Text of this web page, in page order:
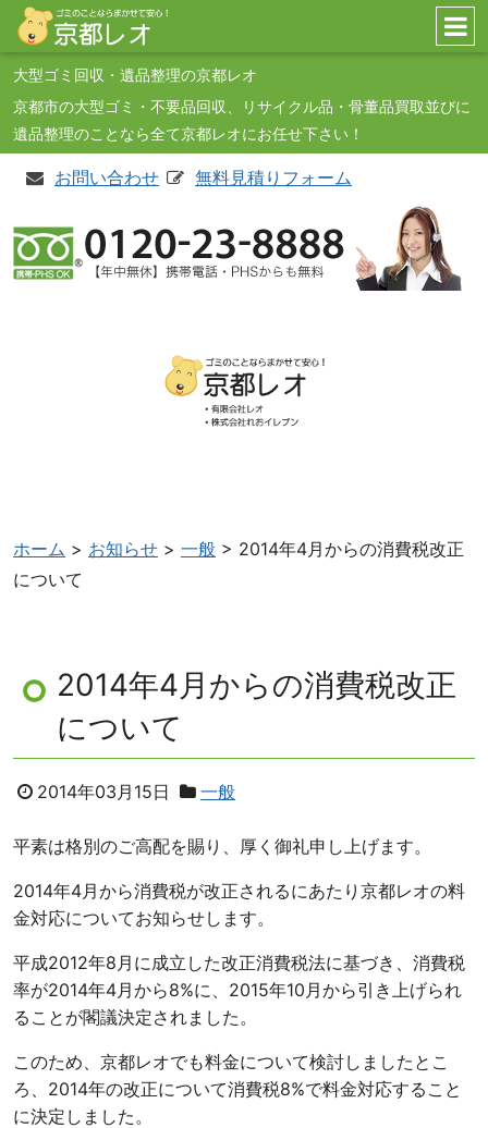
コンテンツへ
ナビゲーションへ
ホームへ
大型ゴミ回収・遺品整理の京都レオ
京都市の大型ゴミ・不要品回収、リサイクル品・骨董品買取並びに
遺品整理のことなら全て京都レオにお任せ下さい！
お問い合わせ 無料見積りフォーム
ホーム > お知らせ > 一般 > 2014年4月からの消費税改正
について
2014年4月からの消費税改正
について
2014年03月15日 一般
平素は格別のご高配を賜り、厚く御礼申し上げます。
2014年4月から消費税が改正されるにあたり京都レオの料
金対応についてお知らせします。
平成2012年8月に成立した改正消費税法に基づき、消費税
率が2014年4月から8%に、2015年10月から引き上げられ
ることが閣議決定されました。
このため、京都レオでも料金について検討しましたとこ
ろ、2014年の改正について消費税8%で料金対応すること
に決定しました。